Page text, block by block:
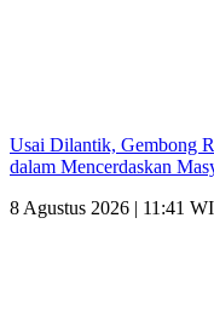
Usai Dilantik, Gembong
dalam Mencerdaskan
8 Agustus 2026 | 11:41